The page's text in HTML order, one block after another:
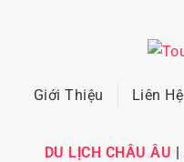
Giới Thiệu Liên Hệ
DU LỊCH CHÂU ÂU |